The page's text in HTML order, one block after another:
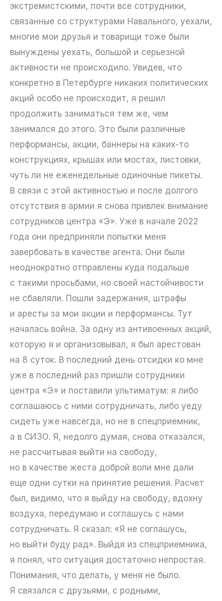
экстремистскими, почти все сотрудники,
связанные со структурами Навального, уехали,
многие мои друзья и товарищи тоже были
вынуждены уехать, большой и серьезной
активности не происходило. Увидев, что
конкретно в Петербурге никаких политических
акций особо не происходит, я решил
продолжить заниматься тем же, чем
занимался до этого. Это были различные
перформансы, акции, баннеры на каких-то
конструкциях, крышах или мостах, листовки,
чуть ли не еженедельные одиночные пикеты.
В связи с этой активностью и после долгого
отсутствия в армии я снова привлек внимание
сотрудников центра «Э». Уже в начале 2022
года они предприняли попытки меня
завербовать в качестве агента. Они были
неоднократно отправлены куда подальше
с такими просьбами, но своей настойчивости
не сбавляли. Пошли задержания, штрафы
и аресты за мои акции и перформансы. Тут
началась война. За одну из антивоенных акций,
которую я и организовывал, я был арестован
на 8 суток. В последний день отсидки ко мне
уже в последний раз пришли сотрудники
центра «Э» и поставили ультиматум: я либо
соглашаюсь с ними сотрудничать, либо уеду
сидеть уже навсегда, но не в спецприемник,
а в СИЗО. Я, недолго думая, снова отказался,
не рассчитывая выйти на свободу,
но в качестве жеста доброй воли мне дали
еще одни сутки на принятие решения. Расчет
был, видимо, что я выйду на свободу, вдохну
воздуха, передумаю и соглашусь с нами
сотрудничать. Я сказал: «Я не соглашусь,
но выйти буду рад». Выйдя из спецприемника,
я понял, что ситуация достаточно непростая.
Понимания, что делать, у меня не было.
Я связался с друзьями, с родными,